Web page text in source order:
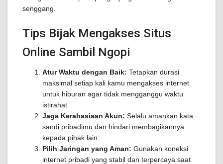
senggang.
Tips Bijak Mengakses Situs
Online Sambil Ngopi
Atur Waktu dengan Baik: Tetapkan durasi
maksimal setiap kali kamu mengakses internet
untuk hiburan agar tidak mengganggu waktu
istirahat.
Jaga Kerahasiaan Akun: Selalu amankan kata
sandi pribadimu dan hindari membagikannya
kepada pihak lain.
Pilih Jaringan yang Aman: Gunakan koneksi
internet pribadi yang stabil dan terpercaya saat